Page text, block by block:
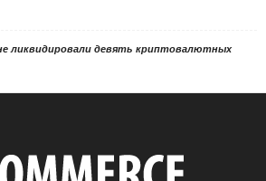
ликвидировали девять криптовалютных